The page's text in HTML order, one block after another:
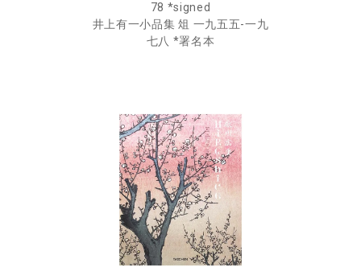
78 *signed
井上有一小品集 俎 一九五五-一九
七八 *署名本